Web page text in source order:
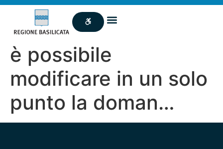
è possibile
modificare in un solo
punto la doman…